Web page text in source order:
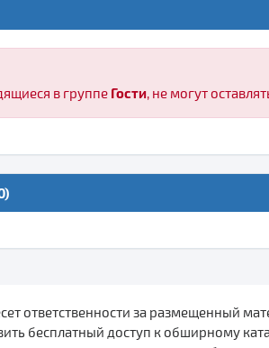
в группе Гости, не могут
ответственности за размещенный
бесплатный доступ к обширному